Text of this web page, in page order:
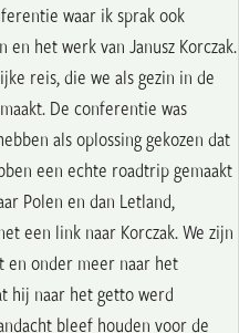
waar ik sprak ook
het werk van Janusz Korczak.
reis, die we als gezin in de
De conferentie was
als oplossing gekozen dat
een echte roadtrip gemaakt
Polen en dan Letland,
een link naar Korczak. We zijn
en onder meer naar het
hij naar het getto werd
bleef houden voor de